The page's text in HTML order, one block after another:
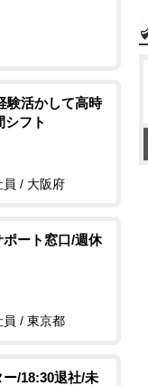
験活かして高時
シフト
員 / 大阪府
ート窓口/週休
員 / 東京都
/18:30退社/未